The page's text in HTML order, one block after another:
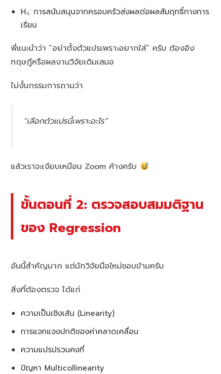
H₃: การสนับสนุนจากครอบครัวส่งผลต่อผลสัมฤทธิ์ทางการ
เรียน
พี่แนะนำว่า “อย่าตั้งตัวแปรเพราะอยากใส่” ครับ ต้องอิง
ทฤษฎีหรือผลงานวิจัยเดิมเสมอ
ไม่งั้นกรรมการถามว่า
“เลือกตัวแปรนี้เพราะอะไร”
แล้วเราจะเงียบเหมือน Zoom ค้างครับ
ขั้นตอนที่ 2: ตรวจสอบสมมติฐาน
ของ Regression
อันนี้สำคัญมาก แต่นักวิจัยมือใหม่ชอบข้ามครับ
สิ่งที่ต้องตรวจ ได้แก่
ความเป็นเชิงเส้น (Linearity)
การแจกแจงปกติของค่าคลาดเคลื่อน
ความแปรปรวนคงที่
ปัญหา Multicollinearity